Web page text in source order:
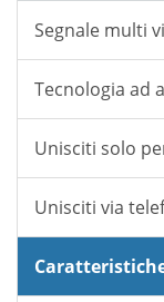
Segnale multi
Tecnologia ad
Unisciti solo
Unisciti via